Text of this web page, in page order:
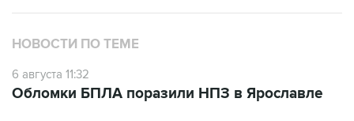
НОВОСТИ ПО ТЕМЕ
6 августа 11:32